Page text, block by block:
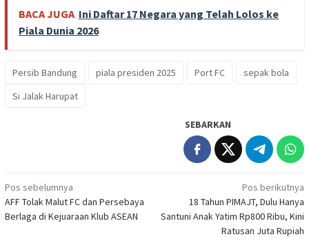
BACA JUGA Ini Daftar 17 Negara yang Telah Lolos ke
Piala Dunia 2026
Persib Bandung piala presiden 2025 Port FC
sepak bola
Si Jalak Harupat
SEBARKAN
Navigasi
pos
Pos sebelumnya
AFF Tolak Malut FC dan Persebaya
Berlaga di Kejuaraan Klub ASEAN
Pos berikutnya
18 Tahun PIMAJT, Dulu Hanya
Santuni Anak Yatim Rp800 Ribu, Kini
Ratusan Juta Rupiah